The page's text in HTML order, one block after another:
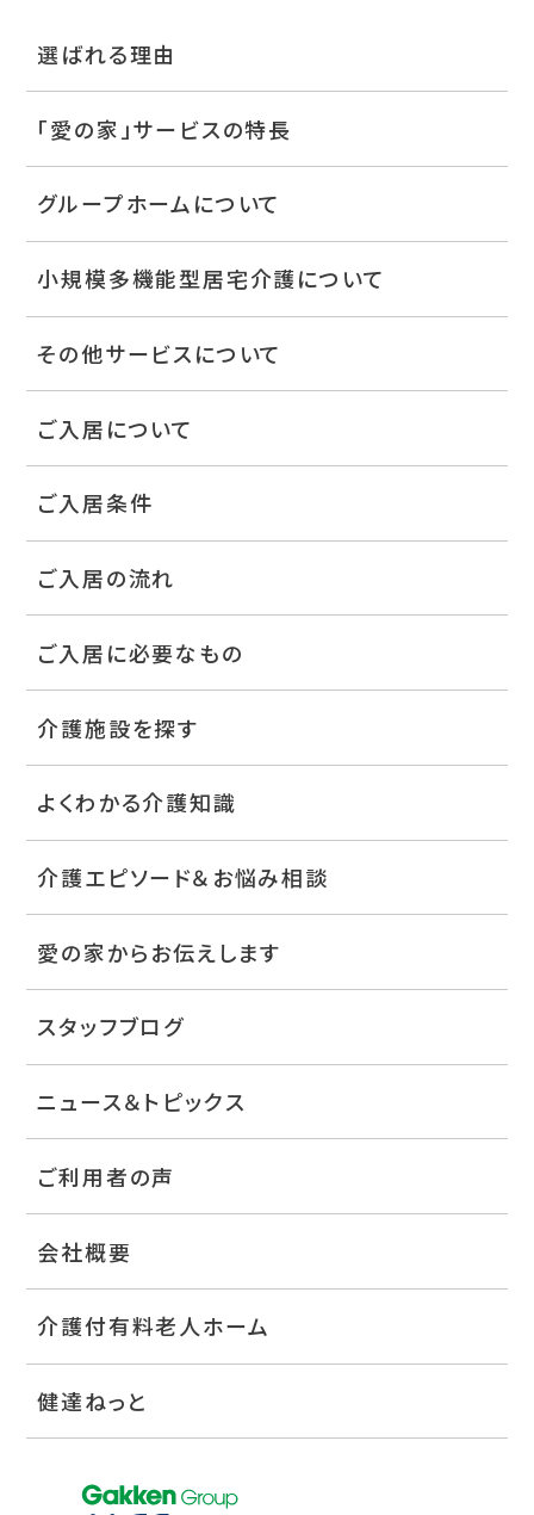
選ばれる理由
「愛の家」サービスの特長
グループホームについて
小規模多機能型居宅介護について
その他サービスについて
ご入居について
ご入居条件
ご入居の流れ
ご入居に必要なもの
介護施設を探す
よくわかる介護知識
介護エピソード＆お悩み相談
愛の家からお伝えします
スタッフブログ
ニュース＆トピックス
ご利用者の声
会社概要
介護付有料老人ホーム
健達ねっと